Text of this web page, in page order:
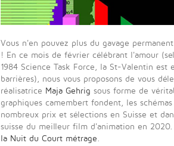
Vous n'en pouvez plus du gavage
! En ce mois de février célébrant l'amour
1984 Science Task Force, la St-Valentin
barrières), nous vous proposons de vous
réalisatrice Maja Gehrig sous forme de
graphiques camembert fondent, les
nombreux prix et sélections en Suisse et
suisse du meilleur film d'animation en
la Nuit du Court métrage